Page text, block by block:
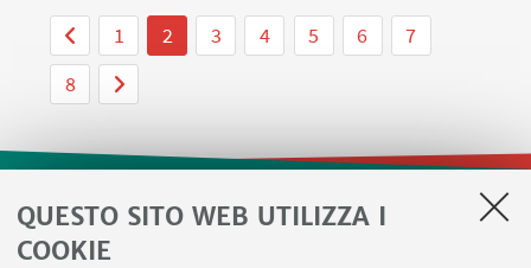
QUESTO SITO WEB UTILIZZA I
COOKIE
1 2 3 4 5 6
7
8
LINK UTILI